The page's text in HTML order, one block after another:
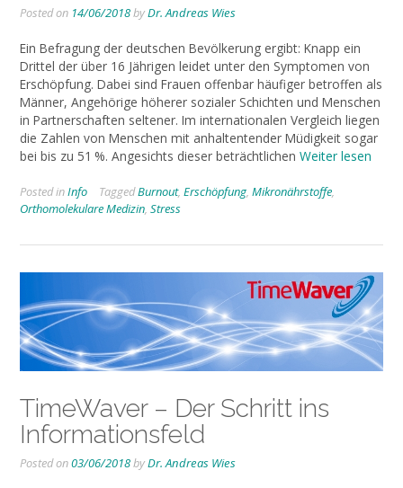
Posted on 14/06/2018byDr. Andreas Wies
Ein Befragung der deutschen Bevölkerung ergibt: Knapp ein
Drittel der über 16 Jährigen leidet unter den Symptomen von
Erschöpfung. Dabei sind Frauen offenbar häufiger betroffen als
Männer, Angehörige höherer sozialer Schichten und Menschen
in Partnerschaften seltener. Im internationalen Vergleich liegen
die Zahlen von Menschen mit anhaltentender Müdigkeit sogar
bei bis zu 51 %. Angesichts dieser beträchtlichen Weiter lesen
Posted inInfo TaggedBurnout, Erschöpfung, Mikronährstoffe,
Orthomolekulare Medizin, Stress
TimeWaver – Der Schritt ins
Informationsfeld
Posted on03/06/2018byDr. Andreas Wies